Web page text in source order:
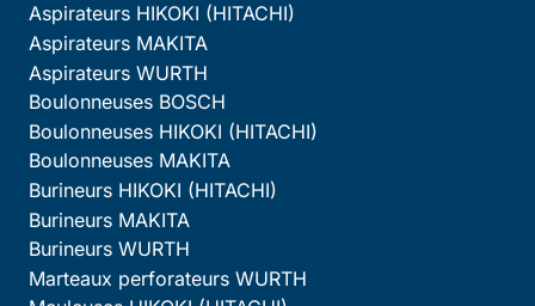
Aspirateurs HIKOKI (HITACHI)
Aspirateurs MAKITA
Aspirateurs WURTH
Boulonneuses BOSCH
Boulonneuses HIKOKI (HITACHI)
Boulonneuses MAKITA
Burineurs HIKOKI (HITACHI)
Burineurs MAKITA
Burineurs WURTH
Marteaux perforateurs WURTH